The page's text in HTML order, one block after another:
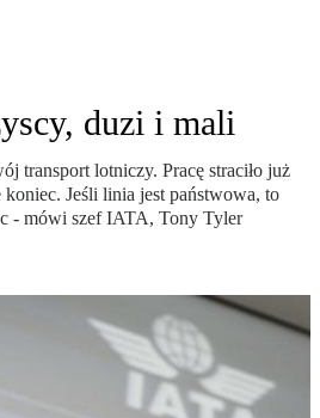
duzi i mali
transport lotniczy. Pracę straciło już
Jeśli linia jest państwowa, to
- mówi szef IATA, Tony Tyler